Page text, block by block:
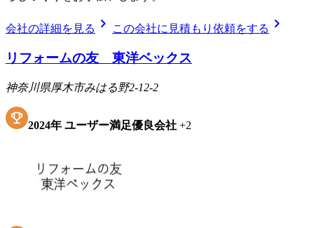
会社の詳細を見る chevron_right この会社に見積もり依頼をする chevron_right
リフォームの友 東洋ベックス
神奈川県厚木市みはる野2-12-2
2024年 ユーザー満足優良会社 +2